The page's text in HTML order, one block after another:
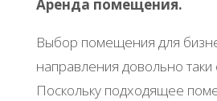
Аренда помещения.
Выбор помещения для
направления довольно
Поскольку подходящее